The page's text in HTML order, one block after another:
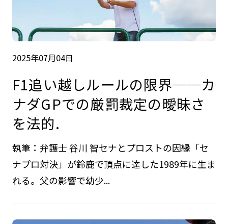
2025年07月04日
F1追い越しルールの限界──カ
ナダGPでの厳罰裁定の曖昧さ
を法的.
執筆：弁護士 谷川 智セナとプロストの因縁「セ
ナプロ対決」が鈴鹿で頂点に達した1989年に生ま
れる。父の影響で幼少...